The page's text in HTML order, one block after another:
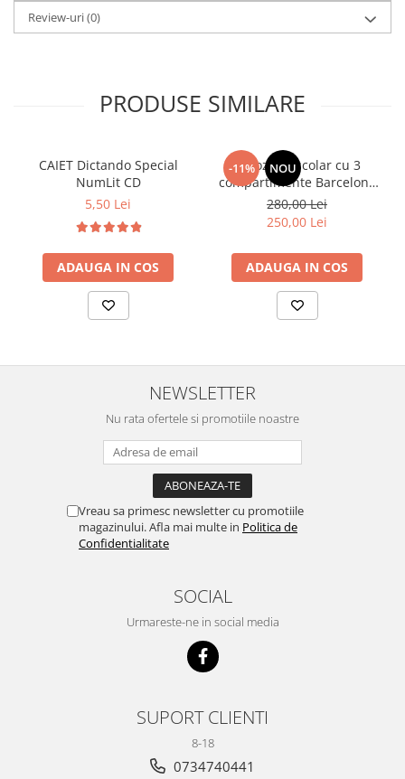
Review-uri(0)
PRODUSE SIMILARE
CAIET Dictando Special
NumLit CD
5,50 Lei
ADAUGA IN COS
-11% NOU
Ghiozdan școlar cu 3
compartimente Barcelona
AB340 Astrabag
albastru/rosu
280,00 Lei
250,00 Lei
ADAUGA IN COS
NEWSLETTER
Nu rata ofertele si promotiile noastre
Vreau sa primesc newsletter cu promotiile
magazinului. Afla mai multe in Politica de
Confidentialitate
SOCIAL
Urmareste-ne in social media
SUPORT CLIENTI
8-18
0734740441